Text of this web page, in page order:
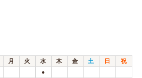
月 火 水 木 金 土 日
祝
●